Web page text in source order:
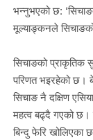
भन्नुभएको छ:
मूल्याङ्कनले सिचाङको
सिचाङको प्राकृतिक
परिणत भइरहेको छ।
सिचाङ नै दक्षिण
महत्व बढ्दै गएको छ।
बिन्दु फेरि खोलिएका